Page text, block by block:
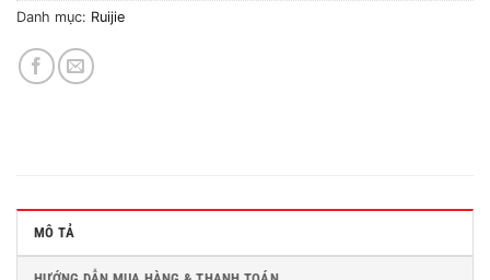
Danh mục: Ruijie
MÔ TẢ